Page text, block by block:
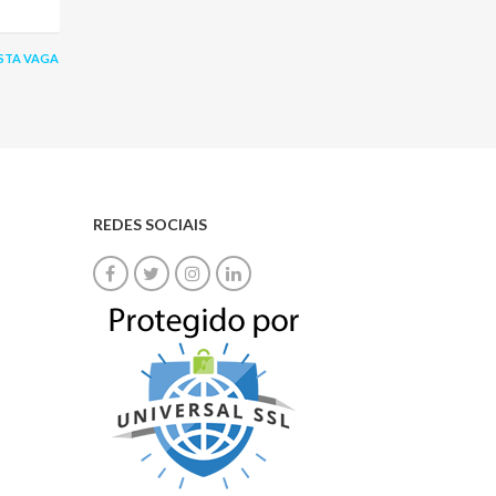
VAGA
REDES SOCIAIS